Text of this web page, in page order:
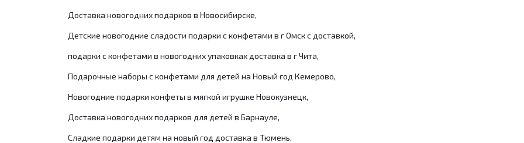
Доставка новогодних подарков в Новосибирске,
Детские новогодние сладости подарки с конфетами в г Омск с доставкой,
подарки с конфетами в новогодних упаковках доставка в г Чита,
Подарочные наборы с конфетами для детей на Новый год Кемерово,
Новогодние подарки конфеты в мягкой игрушке Новокузнецк,
Доставка новогодних подарков для детей в Барнауле,
Сладкие подарки детям на новый год доставка в Тюмень,